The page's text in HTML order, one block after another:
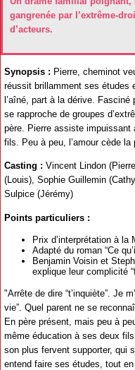
gangrenée par l’extrême-
d’acteurs.
Synopsis : Pierre, cheminot
réussit brillamment ses études
l’aîné, part à la dérive.
se rapproche de groupes
père. Pierre assiste impuissant
fils. Peu à peu, l’amour cède la
Casting : Vincent Lindon
(Louis), Sophie Guillemin
Sulpice (Jérémy)
Points particuliers :
Prix d’interprétation à
Adapté du roman “Ce
Benjamin Voisin et
explique leur complicité
"Arrête de dire “t’inquiète”. Je
vie”. Quel parent ne se
En père présent, mais peu à
même éducation à ses deux
son plus fervent supporter, qui
entend faire ses études, tout